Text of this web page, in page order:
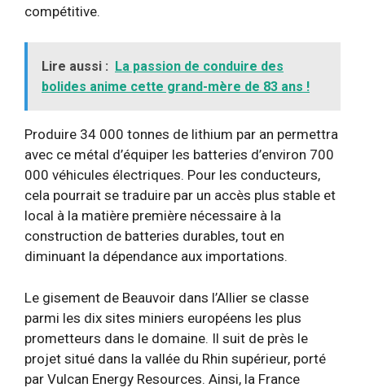
compétitive.
Lire aussi : La passion de conduire des
bolides anime cette grand-mère de 83 ans !
Produire 34 000 tonnes de lithium par an permettra
avec ce métal d’équiper les batteries d’environ 700
000 véhicules électriques. Pour les conducteurs,
cela pourrait se traduire par un accès plus stable et
local à la matière première nécessaire à la
construction de batteries durables, tout en
diminuant la dépendance aux importations.
Le gisement de Beauvoir dans l’Allier se classe
parmi les dix sites miniers européens les plus
prometteurs dans le domaine. Il suit de près le
projet situé dans la vallée du Rhin supérieur, porté
par Vulcan Energy Resources. Ainsi, la France